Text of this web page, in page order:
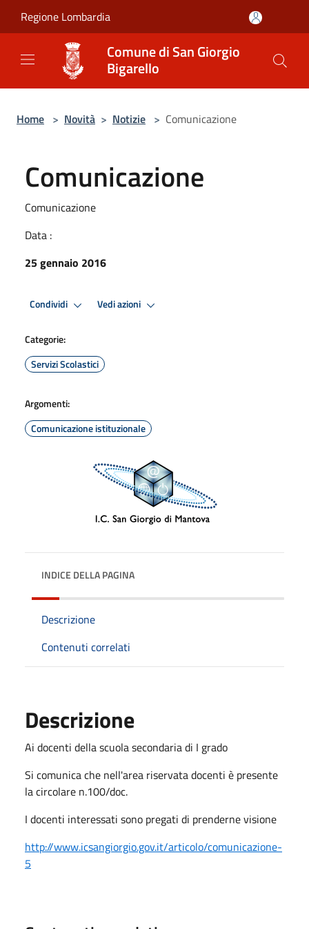
Regione Lombardia
Comune di San Giorgio
Bigarello
Home > Novità > Notizie > Comunicazione
Comunicazione
Comunicazione
Data :
25 gennaio 2016
Condividi Vedi azioni
Categorie:
Servizi Scolastici
Argomenti:
Comunicazione istituzionale
INDICE DELLA PAGINA
Descrizione
Contenuti correlati
Descrizione
Ai docenti della scuola secondaria di I grado
Si comunica che nell'area riservata docenti è presente
la circolare n.100/doc.
I docenti interessati sono pregati di prenderne visione
http://www.icsangiorgio.gov.it/articolo/comunicazione-
5